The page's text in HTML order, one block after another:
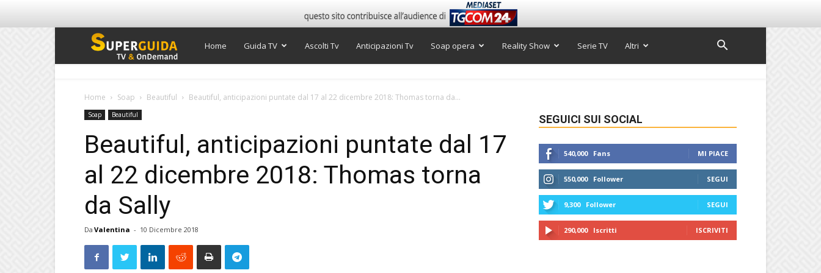
Super
Home Guida TV Ascolti Tv Anticipazioni Tv Soap opera Reality Show Serie TV Altri
Home Soap Beautiful Beautiful, anticipazioni puntate dal 17 al 22 dicembre 2018: Thomas torna da...
Soap Beautiful
Beautiful, anticipazioni puntate dal 17
al 22 dicembre 2018: Thomas torna
da Sally
Da Valentina - 10 Dicembre 2018
SEGUICI SUI SOCIAL
540,000 Fans MI PIACE
550,000 Follower SEGUI
9,300 Follower SEGUI
290,000 Iscritti ISCRIVITI